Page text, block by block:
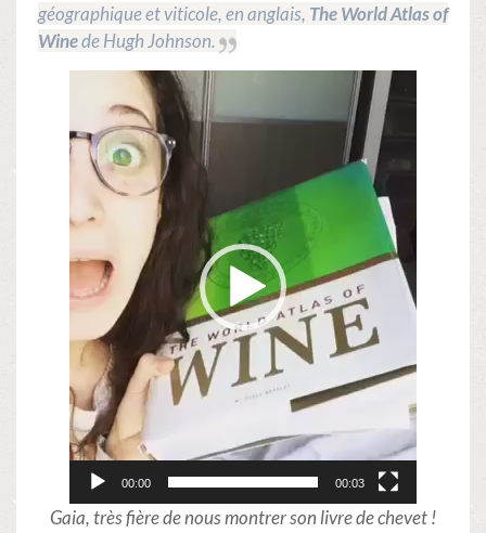
géographique et viticole, en anglais, The World Atlas of
Winede Hugh Johnson.
vidéo
00:00 00:03
Gaia, très fière de nous montrer son livre de chevet !